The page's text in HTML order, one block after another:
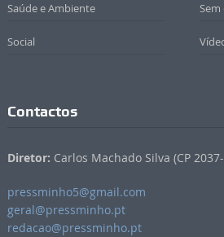
Saúde e Ambiente
Social
Contactos
Diretor: Carlos Machado Silva (CP
pressminho5@gmail.com
geral@pressminho.pt
redacao@pressminho.pt